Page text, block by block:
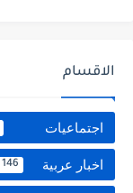
الاقسام
اجتماعيات
اخبار عربية 146